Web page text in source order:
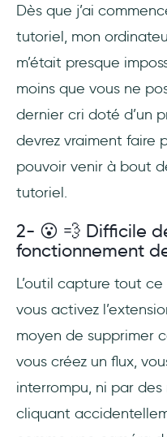
Dès que j’ai
tutoriel, mon
m’était presque
moins que vous ne
dernier cri doté d’un
devrez vraiment faire
pouvoir venir à bout
tutoriel.
2- 😮 💨 Difficile
fonctionnement
L’outil capture tout
vous activez
moyen de supprimer
vous créez un flux,
interrompu, ni par
cliquant